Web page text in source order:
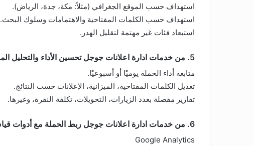
استهداف حسب الموقع الجغرافي (مثلاً: مكة، جدة، الرياض).
استهداف حسب الكلمات المفتاحية والاهتمامات وسلوك البحث.
استبعاد فئات غير مهتمة لتقليل الهدر.
5. من خدمات ادارة اعلانات جوجل تحسين الأداء والتحليل المستمر
متابعة أداء الحملة يوميًا أو أسبوعيًا.
تعديل الكلمات المفتاحية، الميزانية، الإعلانات حسب النتائج.
تقارير مفصلة بعدد الزيارات، التحويلات، تكلفة النقرة، وغيرها.
6. من خدمات ادارة اعلانات جوجل ربط الحملة مع أدوات قياس وتحليل
Google Analytics